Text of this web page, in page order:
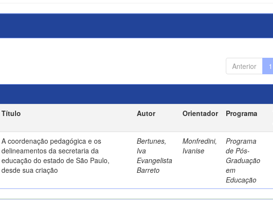
Anterior 1
Título Autor Orientador Programa
A coordenação pedagógica e os
delineamentos da secretaria da
educação do estado de São Paulo,
desde sua criação
Bertunes,
Iva
Evangelista
Barreto
Monfredini,
Ivanise
Programa
de Pós-
Graduação
em
Educação